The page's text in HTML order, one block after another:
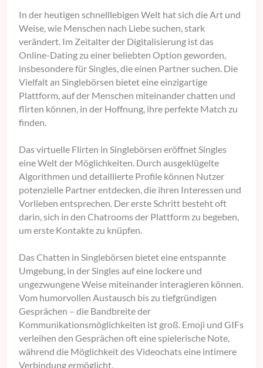
In der heutigen schnelllebigen Welt hat sich die Art und
Weise, wie Menschen nach Liebe suchen, stark
verändert. Im Zeitalter der Digitalisierung ist das
Online-Dating zu einer beliebten Option geworden,
insbesondere für Singles, die einen Partner suchen. Die
Vielfalt an Singlebörsen bietet eine einzigartige
Plattform, auf der Menschen miteinander chatten und
flirten können, in der Hoffnung, ihre perfekte Match zu
finden.
Das virtuelle Flirten in Singlebörsen eröffnet Singles
eine Welt der Möglichkeiten. Durch ausgeklügelte
Algorithmen und detaillierte Profile können Nutzer
potenzielle Partner entdecken, die ihren Interessen und
Vorlieben entsprechen. Der erste Schritt besteht oft
darin, sich in den Chatrooms der Plattform zu begeben,
um erste Kontakte zu knüpfen.
Das Chatten in Singlebörsen bietet eine entspannte
Umgebung, in der Singles auf eine lockere und
ungezwungene Weise miteinander interagieren können.
Vom humorvollen Austausch bis zu tiefgründigen
Gesprächen – die Bandbreite der
Kommunikationsmöglichkeiten ist groß. Emoji und GIFs
verleihen den Gesprächen oft eine spielerische Note,
während die Möglichkeit des Videochats eine intimere
Verbindung ermöglicht.